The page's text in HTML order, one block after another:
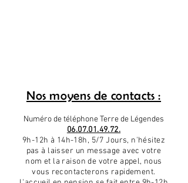
Nos moyens de contacts :
Numéro de téléphone Terre de Légendes
06.07.01.49.72.
9h-12h à 14h-18h, 5/7 Jours, n'hésitez
pas à laisser un message avec votre
nom et la raison de votre appel, nous
vous recontacterons rapidement.